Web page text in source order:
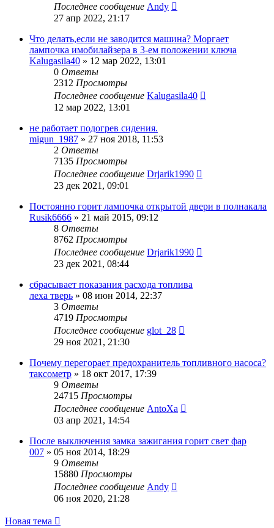
Последнее сообщение Andy
27 апр 2022, 21:17
Что делать,если не заводится машина? Моргает
лампочка имобилайзера в 3-ем положении ключа
Kalugasila40 » 12 мар 2022, 13:01
0 Ответы
2312 Просмотры
Последнее сообщение Kalugasila40
12 мар 2022, 13:01
не работает подогрев сидения.
migun_1987 » 27 ноя 2018, 11:53
2 Ответы
7135 Просмотры
Последнее сообщение Drjarik1990
23 дек 2021, 09:01
Постоянно горит лампочка открытой двери в полнакала
Rusik6666 » 21 май 2015, 09:12
8 Ответы
8762 Просмотры
Последнее сообщение Drjarik1990
23 дек 2021, 08:44
сбрасывает показания расхода топлива
леха тверь » 08 июн 2014, 22:37
3 Ответы
4719 Просмотры
Последнее сообщение glot_28
29 ноя 2021, 21:30
Почему перегорает предохранитель топливного насоса?
таксометр » 18 окт 2017, 17:39
9 Ответы
24715 Просмотры
Последнее сообщение AntoXa
03 апр 2021, 14:54
После выключения замка зажигания горит свет фар
007 » 05 ноя 2014, 18:29
9 Ответы
15880 Просмотры
Последнее сообщение Andy
06 ноя 2020, 21:28
Новая тема